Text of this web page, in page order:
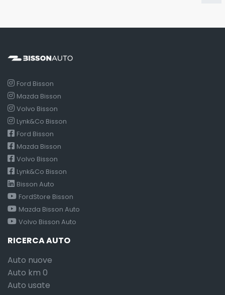
Ford Bisson
Mazda Bisson
Volvo Bisson
Lynk&Co Bisson
Ford Bisson
Mazda Bisson
Volvo Bisson
Lynk&Co Bisson
Bisson Auto
FordStore Bisson
Mazda Bisson Auto
Volvo Bisson Auto
RICERCA AUTO
Auto nuove
Auto km 0
Auto usate